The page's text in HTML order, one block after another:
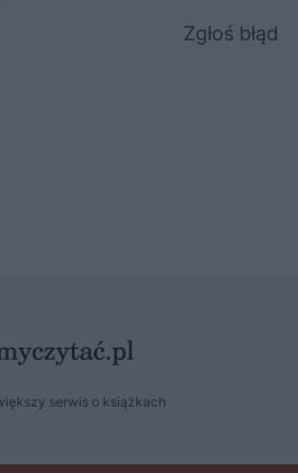
Zgłoś błąd
serwis o książkach